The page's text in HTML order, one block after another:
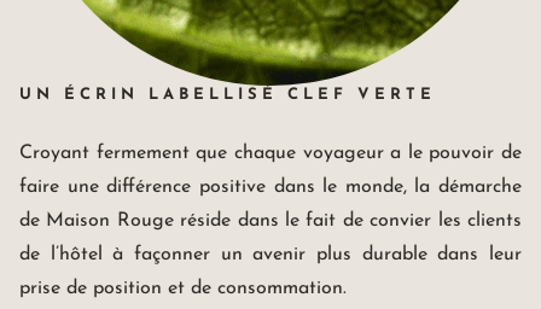
UN ÉCRIN LABELLISÉ CLEF VERTE
Croyant fermement que chaque voyageur a le pouvoir de
faire une différence positive dans le monde, la démarche
de Maison Rouge réside dans le fait de convier les clients
de l’hôtel à façonner un avenir plus durable dans leur
prise de position et de consommation.